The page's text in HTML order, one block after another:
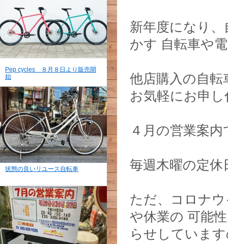
Pep cycles ８月８日より販売開
始
状態の良いリユース自転車
新年度になり
かす 自転車や
他店購入の自転
お気軽にお申
４月の営業案内
毎週木曜の定
ただ、コロナ
や休業の 可能
らせしていま